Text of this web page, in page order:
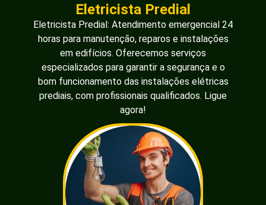
Eletricista Predial
Eletricista Predial: Atendimento emergencial 24
horas para manutenção, reparos e instalações
em edifícios. Oferecemos serviços
especializados para garantir a segurança e o
bom funcionamento das instalações elétricas
prediais, com profissionais qualificados. Ligue
agora!